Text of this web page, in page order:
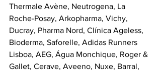
Thermale Avène, Neutrogena, La
Roche-Posay, Arkopharma, Vichy,
Ducray, Pharma Nord, Clínica Ageless,
Bioderma, Saforelle, Adidas Runners
Lisboa, AEG, Água Monchique, Roger &
Gallet, Cerave, Aveeno, Nuxe, Barral,